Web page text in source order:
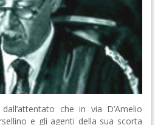
che in via D’Amelio
e gli agenti della sua scorta